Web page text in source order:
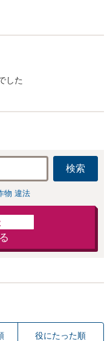
した
検索
物 違法
役にたった順